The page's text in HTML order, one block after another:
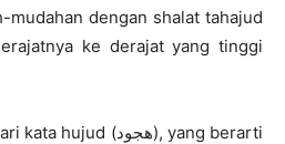
mudahan dengan shalat tahajud
ke derajat yang tinggi